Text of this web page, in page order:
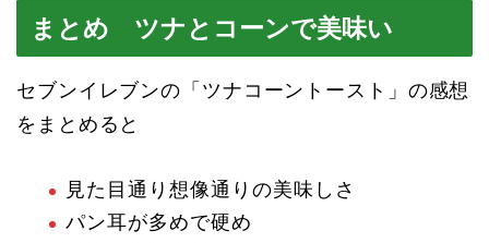
まとめ ツナとコーンで美味い
セブンイレブンの「ツナコーントースト」の感想
をまとめると
見た目通り想像通りの美味しさ
パン耳が多めで硬め